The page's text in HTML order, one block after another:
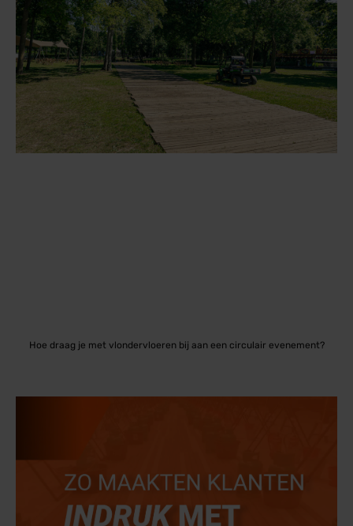
Hoe draag je met vlondervloeren bij aan een circulair evenement?